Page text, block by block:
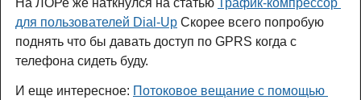
На ЛОРе же наткнулся на статью Трафик-компрессор
для пользователей Dial-Up Скорее всего попробую
поднять что бы давать доступ по GPRS когда с
телефона сидеть буду.
И еще интересное: Потоковое вещание с помощью